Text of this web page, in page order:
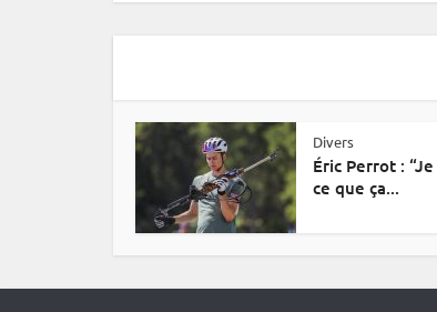
Divers
Éric Perrot :
ce que ça...